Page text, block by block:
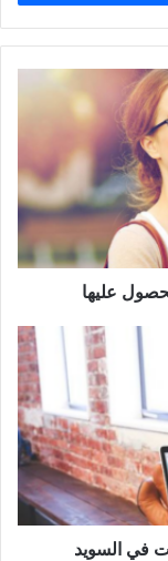
عليها
في السويد